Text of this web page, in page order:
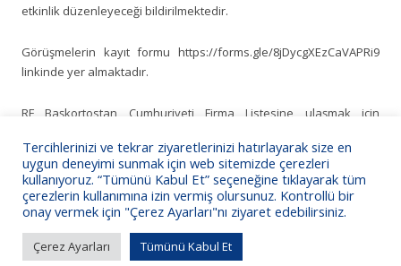
etkinlik düzenleyeceği bildirilmektedir.
Görüşmelerin kayıt formu https://forms.gle/8jDycgXEzCaVAPRi9
linkinde yer almaktadır.
RF Başkortostan Cumhuriyeti Firma Listesine ulaşmak için
Bilgilerinize sunarız.
Tercihlerinizi ve tekrar ziyaretlerinizi hatırlayarak size en
uygun deneyimi sunmak için web sitemizde çerezleri
kullanıyoruz. “Tümünü Kabul Et” seçeneğine tıklayarak tüm
çerezlerin kullanımına izin vermiş olursunuz. Kontrollü bir
onay vermek için "Çerez Ayarları"nı ziyaret edebilirsiniz.
Çerez Ayarları Tümünü Kabul Et